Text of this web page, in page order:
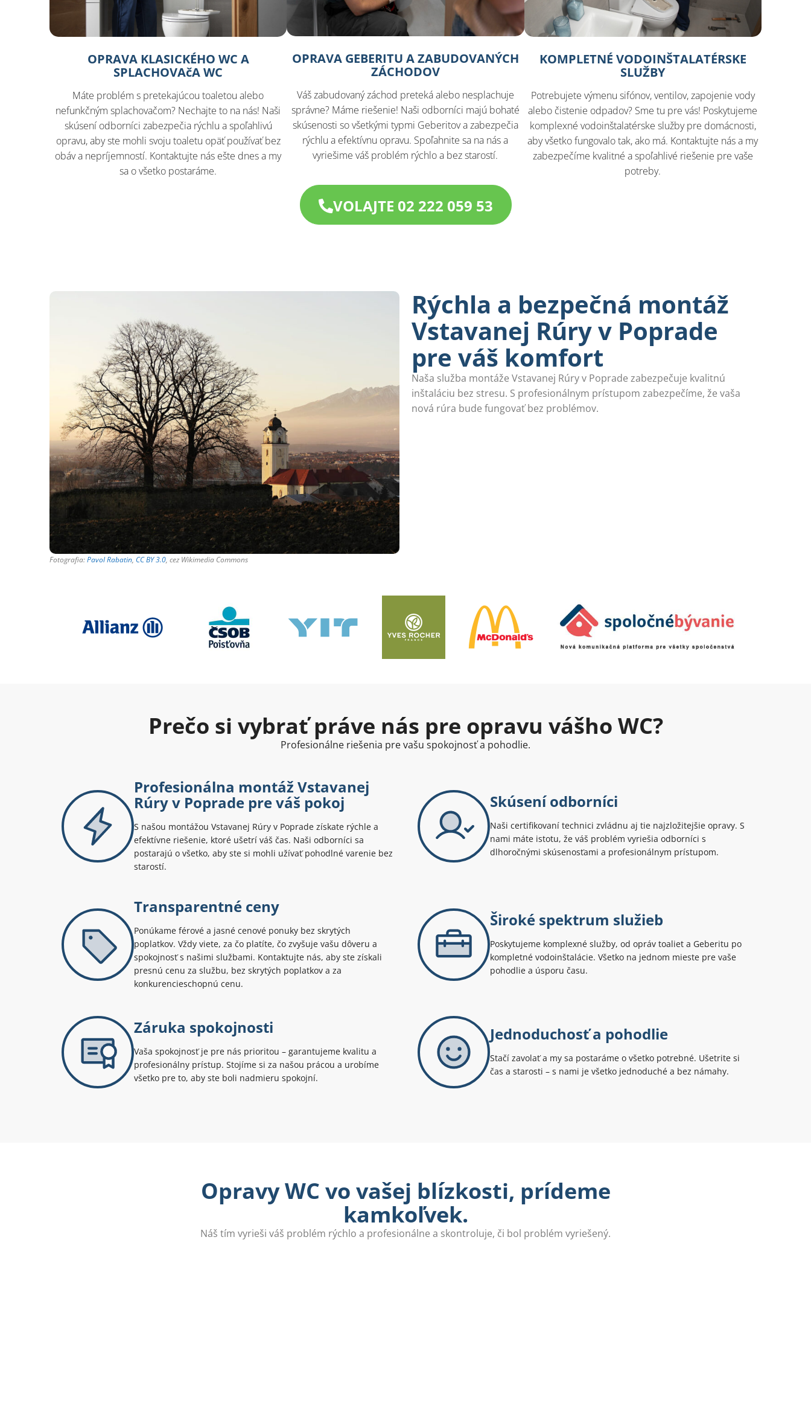
OPRAVA KLASICKÉHO WC A
SPLACHOVAčA WC
Máte problém s pretekajúcou toaletou alebo
nefunkčným splachovačom? Nechajte to na nás! Naši
skúsení odborníci zabezpečia rýchlu a spoľahlivú
opravu, aby ste mohli svoju toaletu opäť používať bez
obáv a nepríjemností. Kontaktujte nás ešte dnes a my
sa o všetko postaráme.
OPRAVA GEBERITU A ZABUDOVANÝCH
ZÁCHODOV
Váš zabudovaný záchod preteká alebo nesplachuje
správne? Máme riešenie! Naši odborníci majú bohaté
skúsenosti so všetkými typmi Geberitov a zabezpečia
rýchlu a efektívnu opravu. Spoľahnite sa na nás a
vyriešime váš problém rýchlo a bez starostí.
KOMPLETNÉ VODOINŠTALATÉRSKE
SLUŽBY
Potrebujete výmenu sifónov, ventilov, zapojenie vody
alebo čistenie odpadov? Sme tu pre vás! Poskytujeme
komplexné vodoinštalatérske služby pre domácnosti,
aby všetko fungovalo tak, ako má. Kontaktujte nás a my
zabezpečíme kvalitné a spoľahlivé riešenie pre vaše
potreby.
VOLAJTE 02 222 059 53
Fotografia:Pavol Rabatin, CC BY 3.0, cez Wikimedia Commons
Rýchla a bezpečná montáž
Vstavanej Rúry v Poprade
pre váš komfort
Naša služba montáže Vstavanej Rúry v Poprade zabezpečuje kvalitnú
inštaláciu bez stresu. S profesionálnym prístupom zabezpečíme, že vaša
nová rúra bude fungovať bez problémov.
Prečo si vybrať práve nás pre opravu vášho WC?
Profesionálne riešenia pre vašu spokojnosť a pohodlie.
Profesionálna montáž Vstavanej
Rúry v Poprade pre váš pokoj
S našou montážou Vstavanej Rúry v Poprade získate rýchle a
efektívne riešenie, ktoré ušetrí váš čas. Naši odborníci sa
postarajú o všetko, aby ste si mohli užívať pohodlné varenie bez
starostí.
Skúsení odborníci
Naši certifikovaní technici zvládnu aj tie najzložitejšie opravy. S
nami máte istotu, že váš problém vyriešia odborníci s
dlhoročnými skúsenosťami a profesionálnym prístupom.
Transparentné ceny
Ponúkame férové a jasné cenové ponuky bez skrytých
poplatkov. Vždy viete, za čo platíte, čo zvyšuje vašu dôveru a
spokojnosť s našimi službami. Kontaktujte nás, aby ste získali
presnú cenu za službu, bez skrytých poplatkov a za
konkurencieschopnú cenu.
Široké spektrum služieb
Poskytujeme komplexné služby, od opráv toaliet a Geberitu po
kompletné vodoinštalácie. Všetko na jednom mieste pre vaše
pohodlie a úsporu času.
Záruka spokojnosti
Vaša spokojnosť je pre nás prioritou – garantujeme kvalitu a
profesionálny prístup. Stojíme si za našou prácou a urobíme
všetko pre to, aby ste boli nadmieru spokojní.
Jednoduchosť a pohodlie
Stačí zavolať a my sa postaráme o všetko potrebné. Ušetrite si
čas a starosti – s nami je všetko jednoduché a bez námahy.
Opravy WC vo vašej blízkosti, prídeme
kamkoľvek.
Náš tím vyrieši váš problém rýchlo a profesionálne a skontroluje, či bol problém vyriešený.